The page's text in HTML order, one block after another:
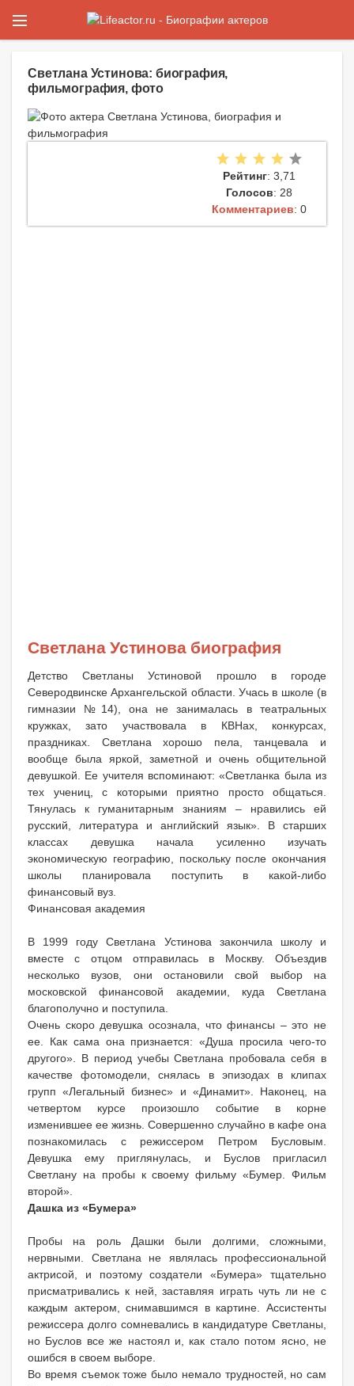
Светлана Устинова: биография,
фильмография, фото
Рейтинг: 3,71
Голосов: 28
Комментариев: 0
Светлана Устинова биография
Детство Светланы Устиновой прошло в городе
Северодвинске Архангельской области. Учась в школе (в
гимназии №14), она не занималась в театральных
кружках, зато участвовала в КВНах, конкурсах,
праздниках. Светлана хорошо пела, танцевала и
вообще была яркой, заметной и очень общительной
девушкой. Ее учителя вспоминают: «Светланка была из
тех учениц, с которыми приятно просто общаться.
Тянулась к гуманитарным знаниям – нравились ей
русский, литература и английский язык». В старших
классах девушка начала усиленно изучать
экономическую географию, поскольку после окончания
школы планировала поступить в какой-либо
финансовый вуз.
Финансовая академия
В 1999 году Светлана Устинова закончила школу и
вместе с отцом отправилась в Москву. Объездив
несколько вузов, они остановили свой выбор на
московской финансовой академии, куда Светлана
благополучно и поступила.
Очень скоро девушка осознала, что финансы – это не
ее. Как сама она признается: «Душа просила чего-то
другого». В период учебы Светлана пробовала себя в
качестве фотомодели, снялась в эпизодах в клипах
групп «Легальный бизнес» и «Динамит». Наконец, на
четвертом курсе произошло событие в корне
изменившее ее жизнь. Совершенно случайно в кафе она
познакомилась с режиссером Петром Бусловым.
Девушка ему приглянулась, и Буслов пригласил
Светлану на пробы к своему фильму «Бумер. Фильм
второй».
Дашка из «Бумера»
Пробы на роль Дашки были долгими, сложными,
нервными. Светлана не являлась профессиональной
актрисой, и поэтому создатели «Бумера» тщательно
присматривались к ней, заставляя играть чуть ли не с
каждым актером, снимавшимся в картине. Ассистенты
режиссера долго сомневались в кандидатуре Светланы,
но Буслов все же настоял и, как стало потом ясно, не
ошибся в своем выборе.
Во время съемок тоже было немало трудностей, но сам